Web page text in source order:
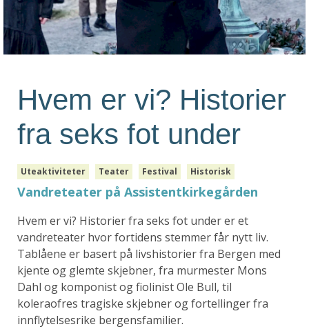
Hvem er vi? Historier
fra seks fot under
Uteaktiviteter Teater Festival Historisk
Vandreteater på Assistentkirkegården
Hvem er vi? Historier fra seks fot under er et
vandreteater hvor fortidens stemmer får nytt liv.
Tablåene er basert på livshistorier fra Bergen med
kjente og glemte skjebner, fra murmester Mons
Dahl og komponist og fiolinist Ole Bull, til
koleraofres tragiske skjebner og fortellinger fra
innflytelsesrike bergensfamilier.